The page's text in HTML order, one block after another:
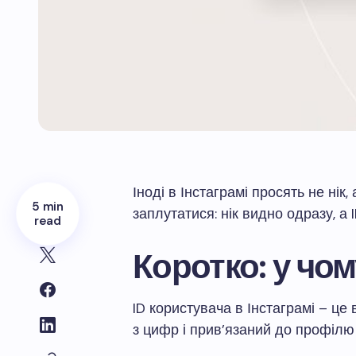
5 min
read
Іноді в Інстаграмі просять не
заплутатися: нік видно одразу, а
Коротко: у
ID користувача в Інстаграмі –
з цифр і прив’язаний до профілю